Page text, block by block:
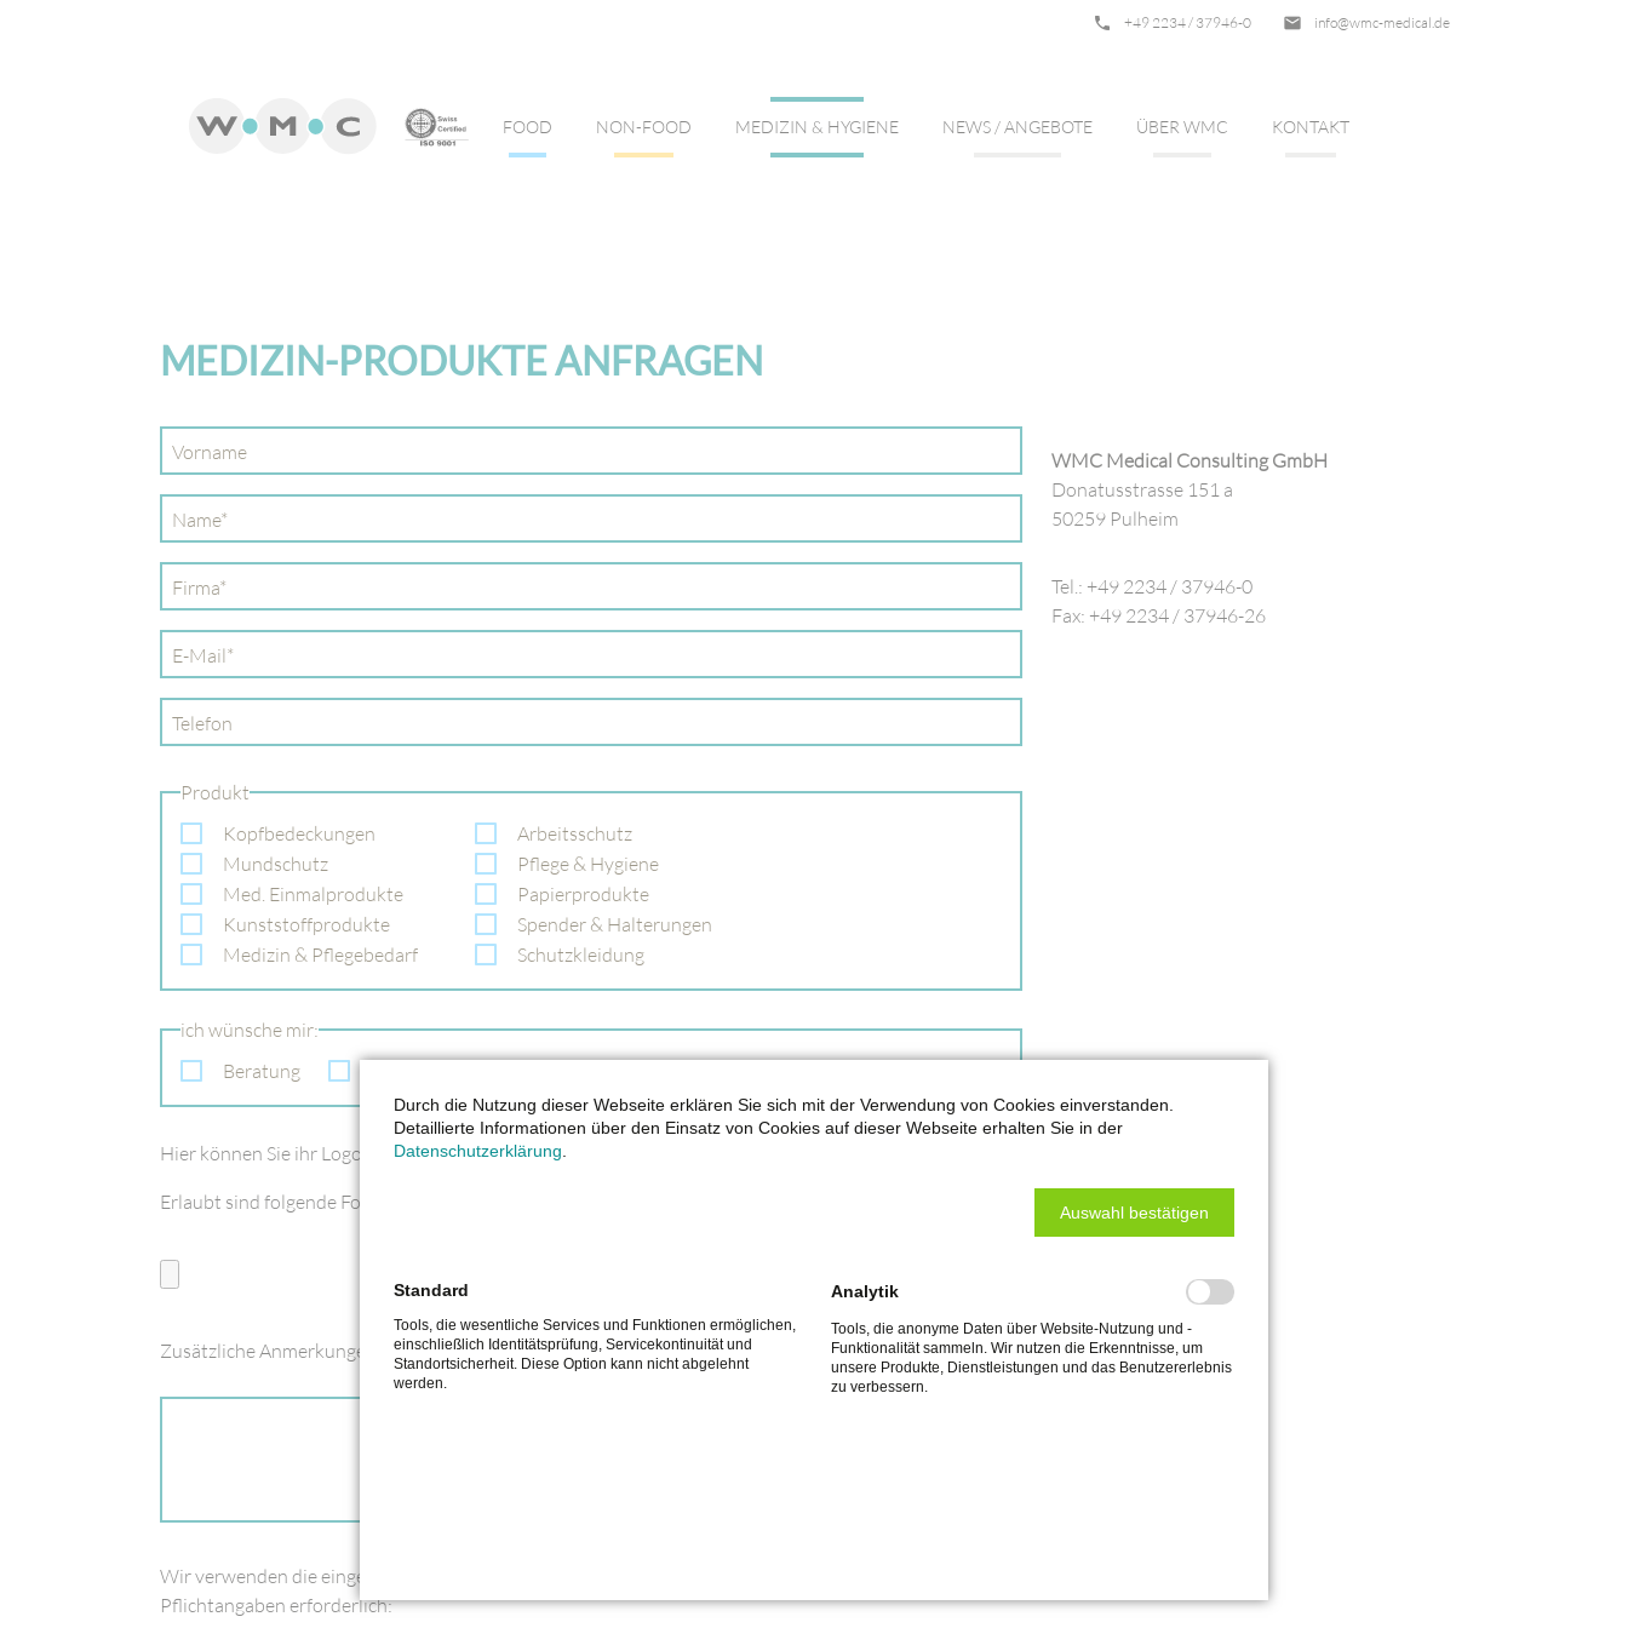
email info@wmc-medical.de
phone +49 2234 / 37946-0
FOOD NON-FOOD MEDIZIN & HYGIENE NEWS / ANGEBOTE ÜBER WMC KONTAKT
MEDIZIN-PRODUKTE ANFRAGEN
Vorname
Pflichtfeld
Name*
Pflichtfeld
Firma*
Pflichtfeld
E-Mail*
Telefon
Produkt
Kopfbedeckungen
Arbeitsschutz
Mundschutz
Pflege & Hygiene
Med. Einmalprodukte
Papierprodukte
Kunststoffprodukte
Spender & Halterungen
Medizin & Pflegebedarf
Schutzkleidung
ich wünsche mir:
Beratung
Hier können Sie ihr Logo oder Wunschmotiv hochladen.
Erlaubt sind folgende Formate: jpg,jpeg,gif,png,pdf,doc,xls,ppt
Zusätzliche Anmerkungen. Stückzahlen o. ä.
Wir verwenden die eingegebenen Daten zur Kontaktaufnahme mit Ihnen. Dafür sind folgende Daten als
Pflichtangaben erforderlich:
WMC Medical Consulting GmbH
Donatusstrasse 151 a
50259 Pulheim
Tel.: +49 2234 / 37946-0
Fax: +49 2234 / 37946-26
Durch die Nutzung dieser Webseite erklären Sie sich mit der Verwendung von Cookies einverstanden.
Detaillierte Informationen über den Einsatz von Cookies auf dieser Webseite erhalten Sie in der
Datenschutzerklärung
Auswahl bestätigen
Standard
Tools, die wesentliche Services und Funktionen ermöglichen,
einschließlich Identitätsprüfung, Servicekontinuität und
Standortsicherheit. Diese Option kann nicht abgelehnt
werden.
Analytik
Tools, die anonyme Daten über Website-Nutzung und -
Funktionalität sammeln. Wir nutzen die Erkenntnisse, um
unsere Produkte, Dienstleistungen und das Benutzererlebnis
zu verbessern.